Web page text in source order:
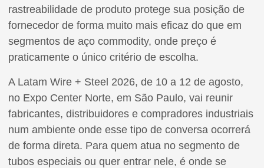
rastreabilidade de produto protege sua posição de
fornecedor de forma muito mais eficaz do que em
segmentos de aço commodity, onde preço é
praticamente o único critério de escolha.
A Latam Wire + Steel 2026, de 10 a 12 de agosto,
no Expo Center Norte, em São Paulo, vai reunir
fabricantes, distribuidores e compradores industriais
num ambiente onde esse tipo de conversa ocorrerá
de forma direta. Para quem atua no segmento de
tubos especiais ou quer entrar nele, é onde se